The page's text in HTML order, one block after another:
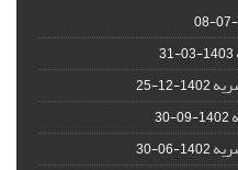
1403-03-31
1402-12-25
1402-09-30
1402-06-30